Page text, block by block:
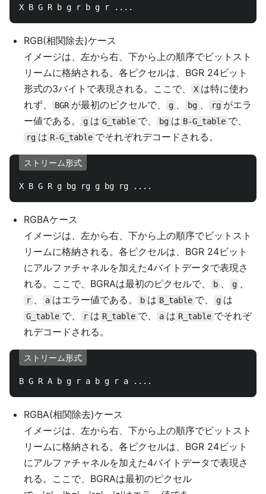
RGB(相関除去)ケース
イメージは、左から右、下から上の順序でビットスト
リームに格納される。各ピクセルは、BGR 24ビット
形式の3バイトで表現される。ここで、
X は特に使わ
れず、
BGR が最初のピクセルで、 g 、 bg 、 rg がエラ
ー値である。
g は G_table で、 bg は B-G_table で、
rg は R-G_table でそれぞれデコードされる。
ストリーム形式
RGBAケース
イメージは、左から右、下から上の順序でビットスト
リームに格納される。各ピクセルは、BGR 24ビット
にアルファチャネルを加えた4バイトデータで表現さ
れる。ここで、BGRAは最初のピクセルで、
b 、 g 、
r 、 a はエラー値である。 b は B_table で、 g は
G_table で、 r は R_table で、 a は R_table でそれぞ
れデコードされる。
ストリーム形式
RGBA(相関除去)ケース
イメージは、左から右、下から上の順序でビットスト
リームに格納される。各ピクセルは、BGR 24ビット
にアルファチャネルを加えた4バイトデータで表現さ
れる。ここで、BGRAは最初のピクセル